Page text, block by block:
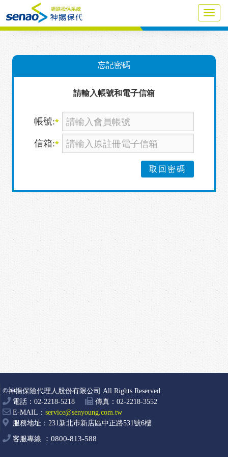
忘記密碼
請輸入帳號和電子信箱
帳號:*
信箱:*
取回密碼
©神揚保險代理人股份有限公司 All Rights Reserved
電話：02-2218-5218
傳真：02-2218-3552
E-MAIL： service@senyoung.com.tw
服務地址：231新北巿新店區中正路531號6樓
客服專線 0800-813-588